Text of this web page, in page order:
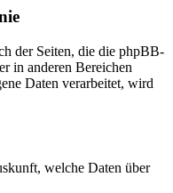
der Seiten, die die phpBB-
in anderen Bereichen
Daten verarbeitet, wird
welche Daten über